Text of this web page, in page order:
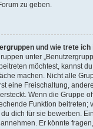
zu geben.
und wie trete ich
unter
möchtest, kannst
machen. Nicht alle
eine Freischaltung,
Wenn die Gruppe
Funktion beitreten;
dich für sie bewerben.
Er könnte